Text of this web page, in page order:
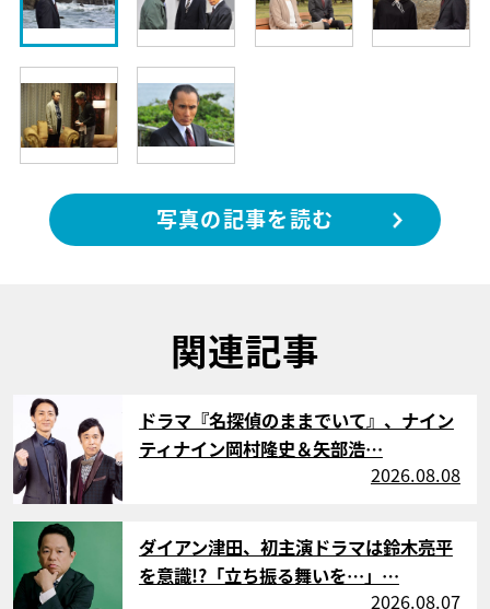
写真の記事を読む
関連記事
ドラマ『名探偵のままでいて』、ナイン
ティナイン岡村隆史＆矢部浩…
2026.08.08
サムネイル
ダイアン津田、初主演ドラマは鈴木亮平
を意識!?「立ち振る舞いを…」…
2026.08.07